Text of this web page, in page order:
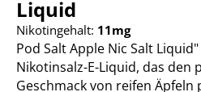
Liquid
Nikotingehalt: 11mg
Pod Salt Apple Nic Salt
Nikotinsalz-E-Liquid, das den
Geschmack von reifen Äpfeln